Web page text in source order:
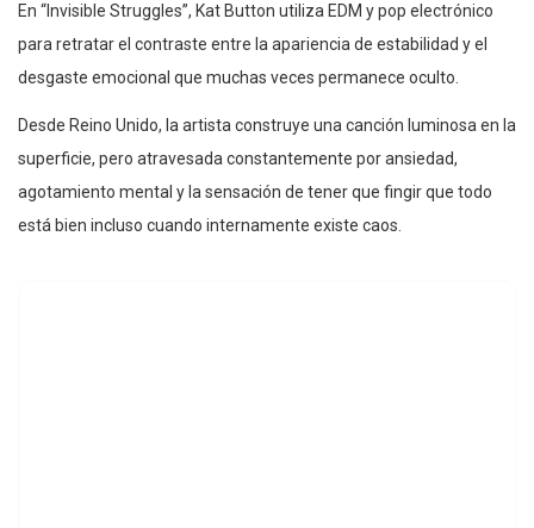
En “Invisible Struggles”, Kat Button utiliza EDM y pop electrónico
para retratar el contraste entre la apariencia de estabilidad y el
desgaste emocional que muchas veces permanece oculto.
Desde Reino Unido, la artista construye una canción luminosa en la
superficie, pero atravesada constantemente por ansiedad,
agotamiento mental y la sensación de tener que fingir que todo
está bien incluso cuando internamente existe caos.